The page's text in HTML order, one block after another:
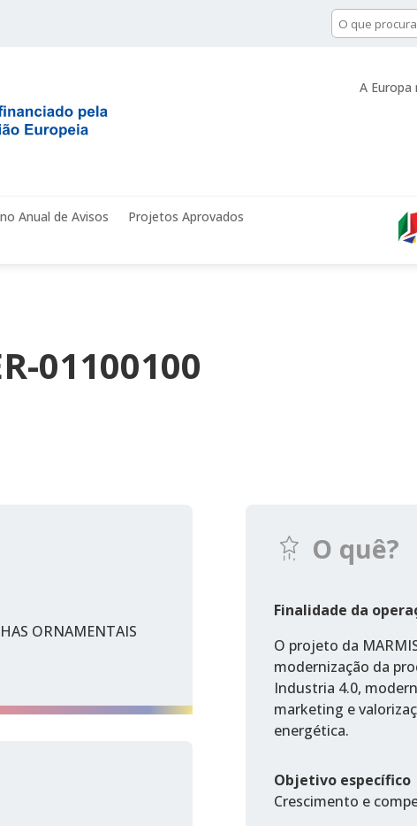
A Europa
Anual de Avisos
Projetos Aprovados
01100100
ORNAMENTAIS
O quê?
Finalidade da
O projeto da
modernização da
Industria 4.0,
marketing e
energética.
Objetivo específico
Crescimento e